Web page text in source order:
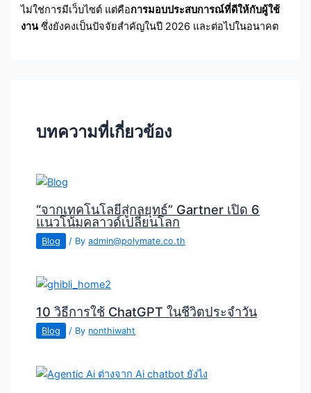
ไม่ใช่การมีเว็บไซต์ แต่คือการมอบประสบการณ์ที่ดีให้กับผู้ใช้
งานซึ่งยังคงเป็นปัจจัยสำคัญในปี 2026 และต่อไปในอนาคต
บทความที่เกี่ยวข้อง
“จากเทคโนโลยีสู่กลยุทธ์” Gartner เปิด 6
แนวโน้มคลาวด์เปลี่ยนโลก
Blog / Byadmin@polymate.co.th
10 วิธีการใช้ ChatGPT ในชีวิตประจำวัน
Blog / By nonthiwaht